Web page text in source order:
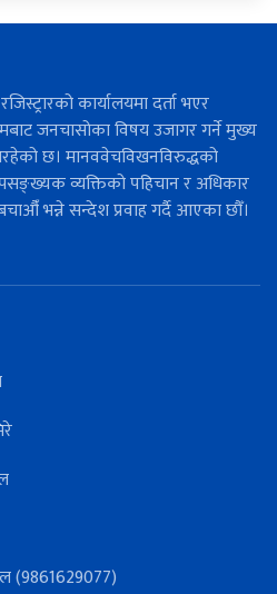
कार्यालयमा दर्ता भएर
जनचासोका विषय उजागर गर्ने मुख्य
छ। मानववेचविखनविरुद्धको
व्यक्तिको पहिचान र अधिकार
भन्ने सन्देश प्रवाह गर्दै आएका छौँ।
(9861629077)